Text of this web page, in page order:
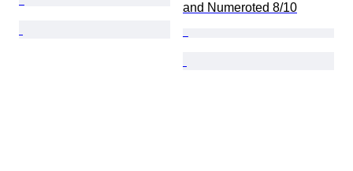
and Numeroted 8/10